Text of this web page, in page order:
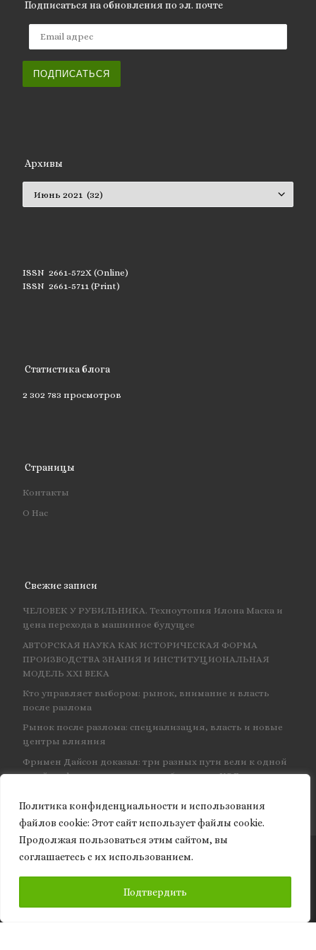
Политика конфиденциальности и использования
файлов сookie: Этот сайт использует файлы cookie.
Продолжая пользоваться этим сайтом, вы
соглашаетесь с их использованием.
Подтвердить
Подписаться на обновления по эл. почте
ПОДПИСАТЬСЯ
Архивы
ISSN 2661-572X (Online)
ISSN 2661-5711 (Print)
Статистика блога
2 302 783 просмотров
Страницы
Контакты
О Нас
Свежие записи
ЧЕЛОВЕК У РУБИЛЬНИКА. Техноутопия Илона Маска и
цена перехода в машинное будущее
АВТОРСКАЯ НАУКА КАК ИСТОРИЧЕСКАЯ ФОРМА
ПРОИЗВОДСТВА ЗНАНИЯ И ИНСТИТУЦИОНАЛЬНАЯ
МОДЕЛЬ XXI ВЕКА
Кто управляет выбором: рынок, внимание и власть
после разлома
Рынок после разлома: специализация, власть и новые
центры влияния
Фримен Дайсон доказал: три разных пути вели к одной
и той же физике — и навсегда объединил КЭД
© 2026Granite of science– Все права защищены